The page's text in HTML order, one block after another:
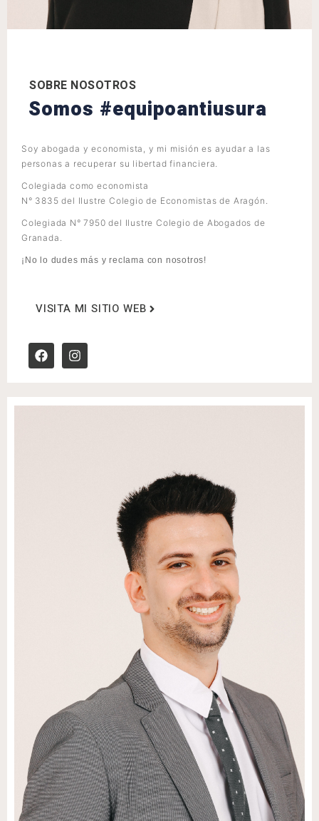
SOBRE NOSOTROS
Somos #equipoantiusura
Soy abogada y economista, y mi misión es ayudar a las
personas a recuperar su libertad financiera.
Colegiada como economista
N° 3835 del Ilustre Colegio de Economistas de Aragón.
Colegiada N° 7950 del Ilustre Colegio de Abogados de
Granada.
¡No lo dudes más y reclama con nosotros!
VISITA MI SITIO WEB